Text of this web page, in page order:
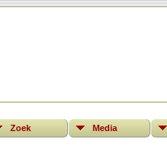
Zoek Media